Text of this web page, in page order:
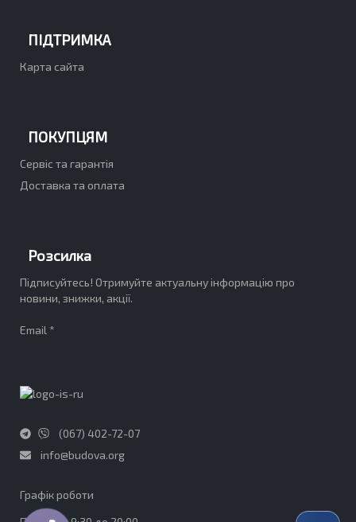
ПІДТРИМКА
Карта сайта
ПОКУПЦЯМ
Сервіс та гарантія
Доставка та оплата
Розсилка
Підписуйтесь! Отримуйте актуальну інформацію про
новини, знижки, акції.
Email *
(067) 402-72-07
info@budova.org
Графік роботи​